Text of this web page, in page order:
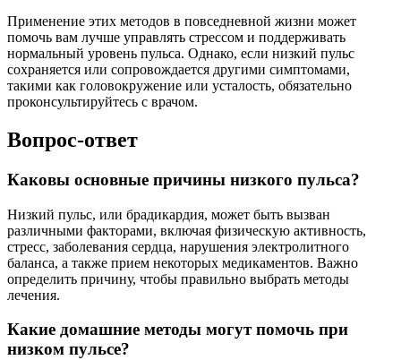
Применение этих методов в повседневной жизни может
помочь вам лучше управлять стрессом и поддерживать
нормальный уровень пульса. Однако, если низкий пульс
сохраняется или сопровождается другими симптомами,
такими как головокружение или усталость, обязательно
проконсультируйтесь с врачом.
Вопрос-ответ
Каковы основные причины низкого пульса?
Низкий пульс, или брадикардия, может быть вызван
различными факторами, включая физическую активность,
стресс, заболевания сердца, нарушения электролитного
баланса, а также прием некоторых медикаментов. Важно
определить причину, чтобы правильно выбрать методы
лечения.
Какие домашние методы могут помочь при
низком пульсе?